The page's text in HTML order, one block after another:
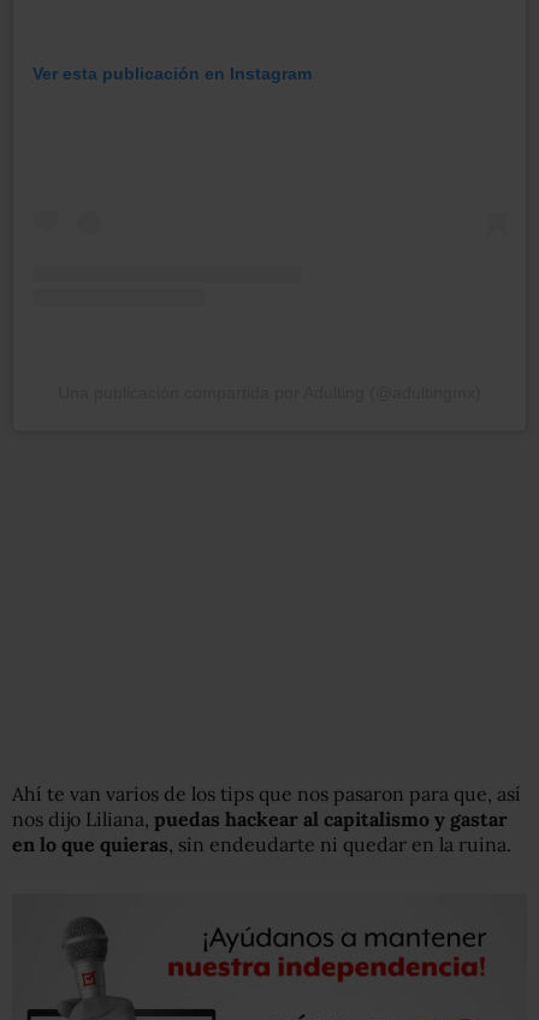
Ver esta publicación en Instagram
Ahí te van varios de los tips que nos pasaron para que, así
nos dijo Liliana, puedas hackear al capitalismo y gastar
en lo que quieras , sin endeudarte ni quedar en la ruina.